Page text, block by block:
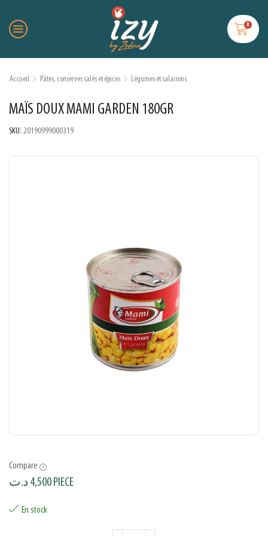
0
Accueil Pâtes, conserves salés et épices Légumes et salaisons
MAÏS DOUX MAMI GARDEN 180GR
SKU: 20190999000319
Compare
4,500د.ت PIECE
En stock